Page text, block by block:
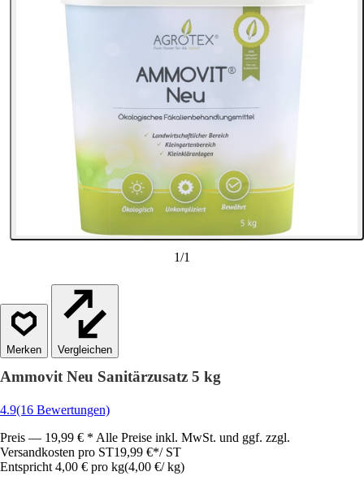
1/1
Vergleichen
Ammovit Neu Sanitärzusatz 5 kg
4.9(16 Bewertungen)
Preis — 19,99 € * Alle Preise inkl. MwSt. und ggf. zzgl.
Versandkosten pro ST19,99 €*/ ST
Entspricht 4,00 € pro kg(4,00 €/ kg)